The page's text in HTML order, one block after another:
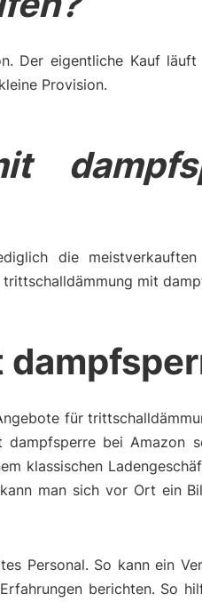
Der eigentliche Kauf
Provision.
die
mit
für
bei Amazon
klassischen
man sich vor Ort ein
Personal. So kann ein
berichten. So